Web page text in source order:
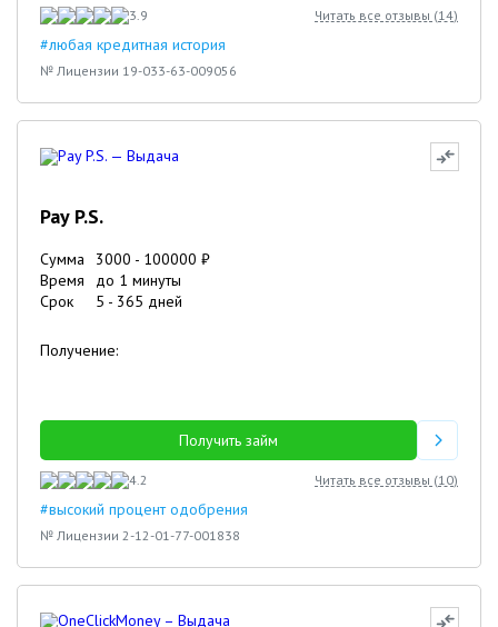
3.9 Читать все отзывы (14)
#любая кредитная история
№ Лицензии 19-033-63-009056
Pay P.S.
Сумма 3000 - 100000 ₽
Время
до 1 минуты
Срок
5 - 365 дней
Получение:
Получить займ
4.2 Читать все отзывы (10)
#высокий процент одобрения
№ Лицензии 2-12-01-77-001838